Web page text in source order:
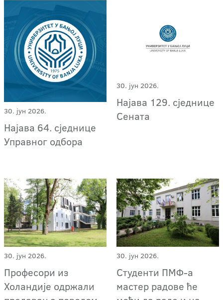
30. јун 2026.
Најава 64. сједнице
Управног одбора
30. јун 2026.
Најава 129. сједнице
Сената
30. јун 2026.
Професори из
Холандије одржали
30. јун 2026.
Студенти ПМФ-а
мастер радове ће